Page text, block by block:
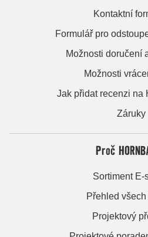
Kontaktní
Formulář pro
Možnosti doručení
Možnosti
Jak přidat recenzi na
Záruky
Proč
Sortiment E-
Přehled
Projektový